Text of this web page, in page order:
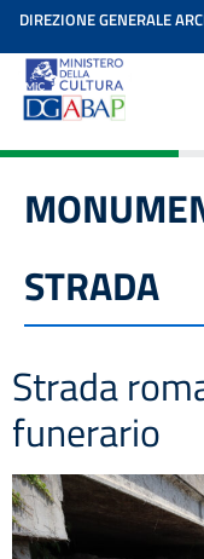
contenuto
DIREZIONE GENERALE
STRADA
Strada
funerario